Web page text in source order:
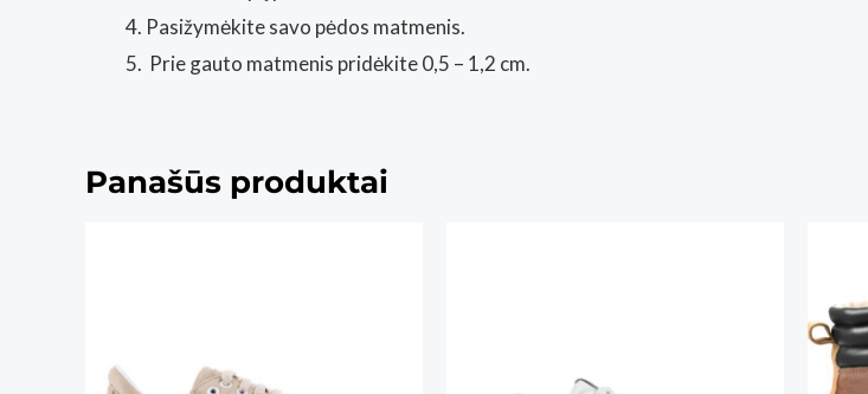
Pasižymėkite savo pėdos matmenis.
Prie gauto matmenis pridėkite 0,5 – 1,2 cm.
Panašūs produktai